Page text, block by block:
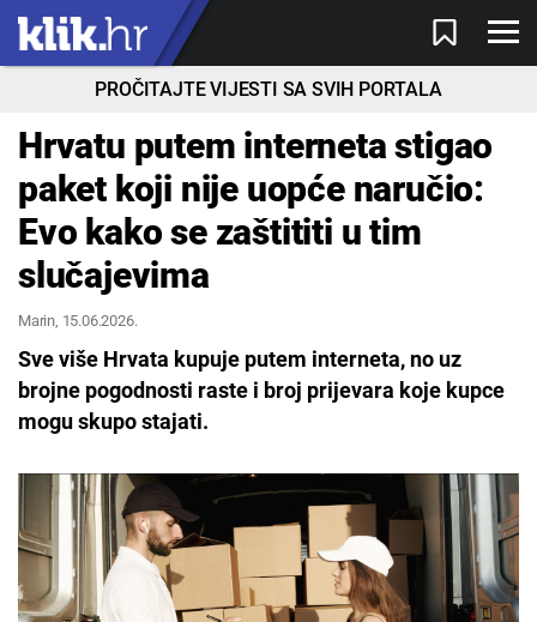
PROČITAJTE VIJESTI SA SVIH PORTALA
Hrvatu putem interneta stigao
paket koji nije uopće naručio:
Evo kako se zaštititi u tim
slučajevima
Marin, 15.06.2026.
Sve više Hrvata kupuje putem interneta, no uz
brojne pogodnosti raste i broj prijevara koje kupce
mogu skupo stajati.